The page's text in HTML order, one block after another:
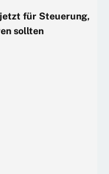
jetzt für Steuerung,
sollten